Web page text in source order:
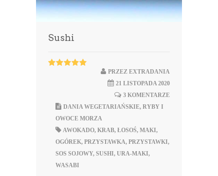
Sushi
PRZEZ EXTRADANIA
21 LISTOPADA 2020
3 KOMENTARZE
DANIA WEGETARIAŃSKIE, RYBY I
OWOCE MORZA
AWOKADO, KRAB, ŁOSOŚ, MAKI,
OGÓREK, PRZYSTAWKA, PRZYSTAWKI,
SOS SOJOWY, SUSHI, URA-MAKI,
WASABI